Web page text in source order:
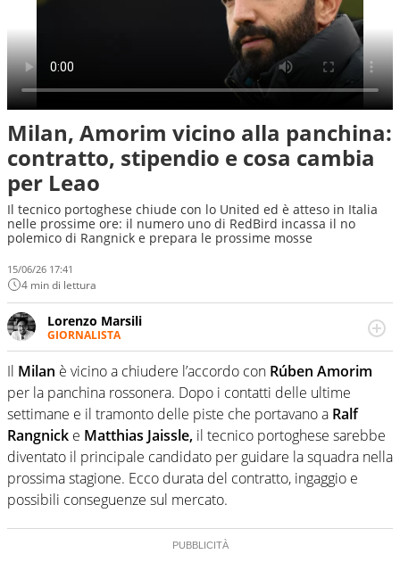
Milan, Amorim vicino alla panchina:
contratto, stipendio e cosa cambia
per Leao
Il tecnico portoghese chiude con lo United ed è atteso in Italia
nelle prossime ore: il numero uno di RedBird incassa il no
polemico di Rangnick e prepara le prossime mosse
15/06/26 17:41
4 min di lettura
Lorenzo Marsili
GIORNALISTA
Giornalista pubblicista, redattore, divulgatore. E' una
delle anime video del sito: racconta in immagini un
evento e lo fa come pochi altri
Il Milan è vicino a chiudere l’accordo con Rúben Amorim
per la panchina rossonera. Dopo i contatti delle ultime
settimane e il tramonto delle piste che portavano a Ralf
Rangnick e Matthias Jaissle, il tecnico portoghese sarebbe
diventato il principale candidato per guidare la squadra nella
prossima stagione. Ecco durata del contratto, ingaggio e
possibili conseguenze sul mercato.